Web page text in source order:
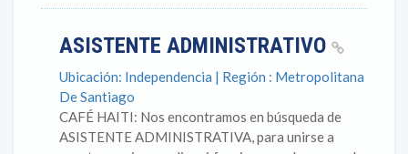
ASISTENTE ADMINISTRATIVO
Ubicación: Independencia | Región : Metropolitana
De Santiago
CAFÉ HAITI: Nos encontramos en búsqueda de
ASISTENTE ADMINISTRATIVA, para unirse a